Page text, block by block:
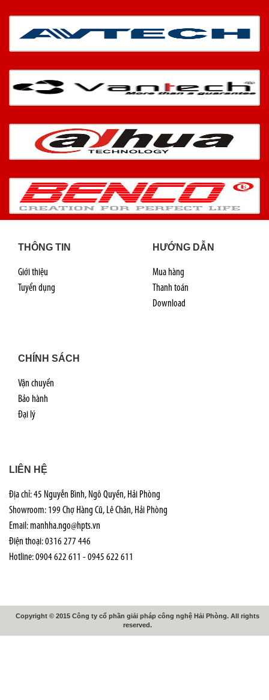
THÔNG TIN
Giới thiệu
Tuyển dụng
HƯỚNG DẪN
Mua hàng
Thanh toán
Download
CHÍNH SÁCH
Vận chuyển
Bảo hành
Đại lý
LIÊN HỆ
Địa chỉ: 45 Nguyễn Bình, Ngô Quyền, Hải Phòng
Showroom: 199 Chợ Hàng Cũ, Lê Chân, Hải Phòng
Email: manhha.ngo@hpts.vn
Điện thoại: 0316 277 446
Hotline: 0904 622 611 - 0945 622 611
Copyright © 2015 Công ty cổ phần giải pháp công nghệ Hải Phòng. All rights
reserved.